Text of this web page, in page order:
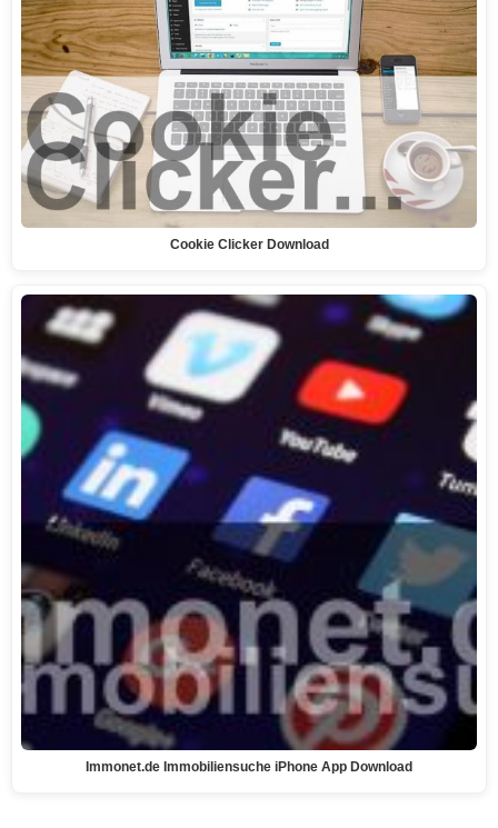
Cookie Clicker Download
Immonet.de Immobiliensuche iPhone App Download